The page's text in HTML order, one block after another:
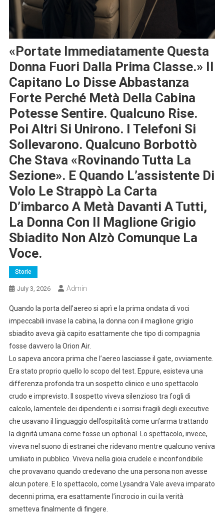
«Portate Immediatamente Questa
Donna Fuori Dalla Prima Classe.» Il
Capitano Lo Disse Abbastanza
Forte Perché Metà Della Cabina
Potesse Sentire. Qualcuno Rise.
Poi Altri Si Unirono. I Telefoni Si
Sollevarono. Qualcuno Borbottò
Che Stava «rovinando Tutta La
Sezione». E Quando L’assistente Di
Volo Le Strappò La Carta
D’imbarco A Metà Davanti A Tutti,
La Donna Con Il Maglione Grigio
Sbiadito Non Alzò Comunque La
Voce.
Storie
July 3, 2026 Admin
Quando la porta dell’aereo si aprì e la prima ondata di voci
impeccabili invase la cabina, la donna con il maglione grigio
sbiadito aveva già capito esattamente che tipo di compagnia
fosse davvero la Orion Air.
Lo sapeva ancora prima che l’aereo lasciasse il gate, ovviamente.
Era stato proprio quello lo scopo del test. Eppure, esisteva una
differenza profonda tra un sospetto clinico e uno spettacolo
crudo e imprevisto. Il sospetto viveva silenzioso tra fogli di
calcolo, lamentele dei dipendenti e i sorrisi fragili degli executive
che usavano il linguaggio dell’ospitalità come un’arma trattando
la dignità umana come fosse un optional. Lo spettacolo, invece,
viveva nel suono di estranei che ridevano mentre qualcuno veniva
umiliato in pubblico. Viveva nella gioia crudele e inconfondibile
che provavano quando credevano che una persona non avesse
alcun potere. E lo spettacolo, come Lysandra Vale aveva imparato
decenni prima, era esattamente l’incrocio in cui la verità
smetteva finalmente di fingere.